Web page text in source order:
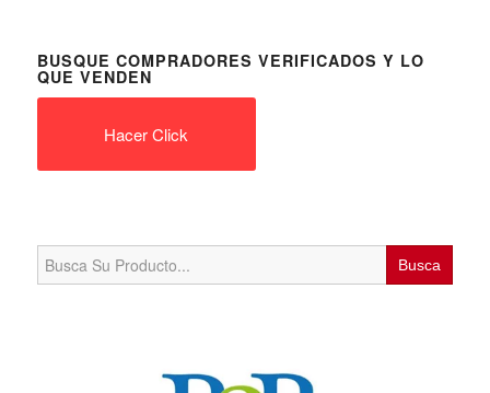
BUSQUE COMPRADORES VERIFICADOS Y LO
QUE VENDEN
Hacer Click
Search
for: